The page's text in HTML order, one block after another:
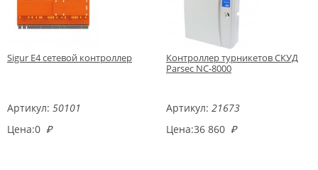
Sigur E4 сетевой контроллер
Артикул: 50101
Цена:0 ₽
Контроллер турникетов СКУД
Parsec NC-8000
Артикул: 21673
Цена:36 860 ₽